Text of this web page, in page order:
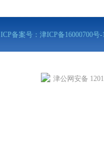
ICP备案号： 津ICP备16000700号-
津公网安备